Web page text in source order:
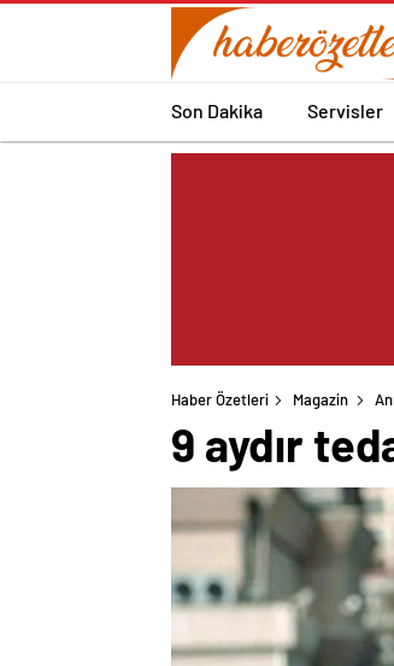
Son Dakika Servisler
Haber Özetleri Magazin
9 aydır